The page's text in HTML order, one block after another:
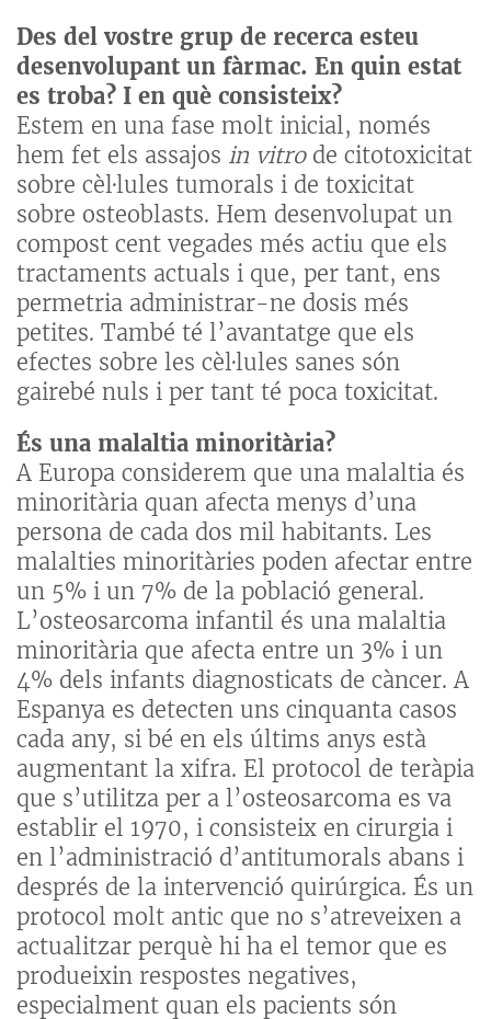
Des del vostre grup de recerca esteu
desenvolupant un fàrmac. En quin estat
es troba? I en què consisteix?
Estem en una fase molt inicial, només
hem fet els assajos in vitrode citotoxicitat
sobre cèl·lules tumorals i de toxicitat
sobre osteoblasts. Hem desenvolupat un
compost cent vegades més actiu que els
tractaments actuals i que, per tant, ens
permetria administrar-ne dosis més
petites. També té l’avantatge que els
efectes sobre les cèl·lules sanes són
gairebé nuls i per tant té poca toxicitat.
És una malaltia minoritària?
A Europa considerem que una malaltia és
minoritària quan afecta menys d’una
persona de cada dos mil habitants. Les
malalties minoritàries poden afectar entre
un 5% i un 7% de la població general.
L’osteosarcoma infantil és una malaltia
minoritària que afecta entre un 3% i un
4% dels infants diagnosticats de càncer. A
Espanya es detecten uns cinquanta casos
cada any, si bé en els últims anys està
augmentant la xifra. El protocol de teràpia
que s’utilitza per a l’osteosarcoma es va
establir el 1970, i consisteix en cirurgia i
en l’administració d’antitumorals abans i
després de la intervenció quirúrgica. És un
protocol molt antic que no s’atreveixen a
actualitzar perquè hi ha el temor que es
produeixin respostes negatives,
especialment quan els pacients són